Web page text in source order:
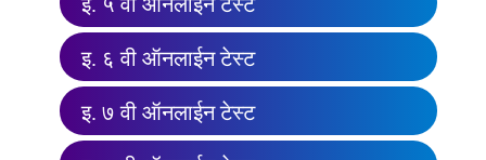
इ. ६ वी ऑनलाईन टेस्ट
इ. ७ वी ऑनलाईन टेस्ट